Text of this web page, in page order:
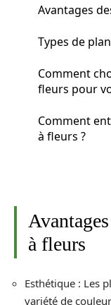
Avantages
Types de
Comment
fleurs pour
Comment
à fleurs ?
à fleurs
Esthétique : Les
variété de